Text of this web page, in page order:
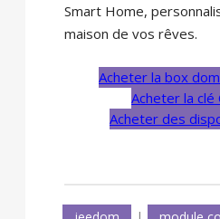
Smart Home,
maison de vos rêves.
Acheter la box
Acheter la clé
Acheter des